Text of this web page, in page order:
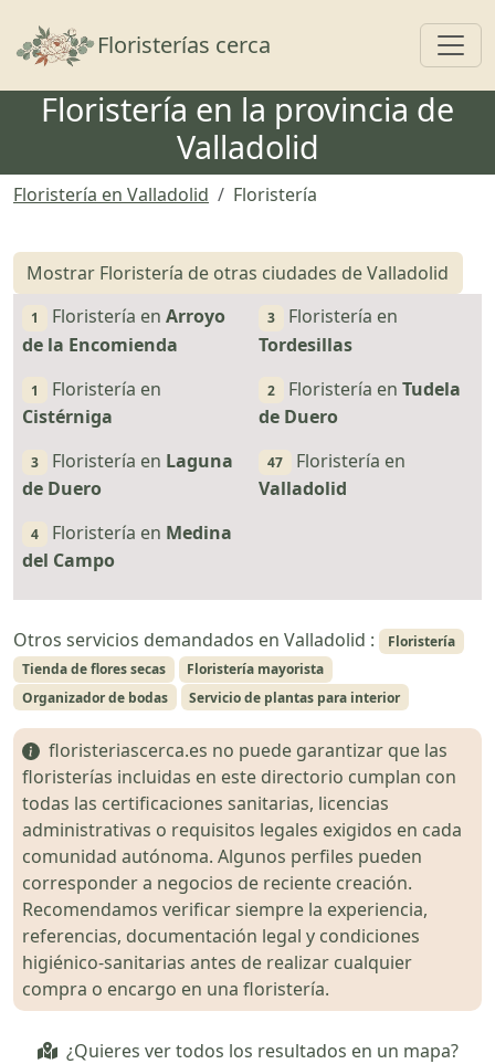
Floristerías cerca
Floristería en la provincia de
Valladolid
Floristería en Valladolid Floristería
Mostrar Floristería de otras ciudades de Valladolid
1 Floristería en Arroyo
de la Encomienda
1
Floristería en
Cistérniga
3 Floristería en Laguna
de Duero
4 Floristería en Medina
del Campo
3
Floristería en
Tordesillas
2 Floristería en Tudela
de Duero
47
Floristería en
Valladolid
Otros servicios demandados en Valladolid :
Floristería
Tienda de flores secas
Floristería mayorista
Organizador de bodas
Servicio de plantas para interior
floristeriascerca.es no puede garantizar que las
floristerías incluidas en este directorio cumplan con
todas las certificaciones sanitarias, licencias
administrativas o requisitos legales exigidos en cada
comunidad autónoma. Algunos perfiles pueden
corresponder a negocios de reciente creación.
Recomendamos verificar siempre la experiencia,
referencias, documentación legal y condiciones
higiénico-sanitarias antes de realizar cualquier
compra o encargo en una floristería.
¿Quieres ver todos los resultados en un mapa?